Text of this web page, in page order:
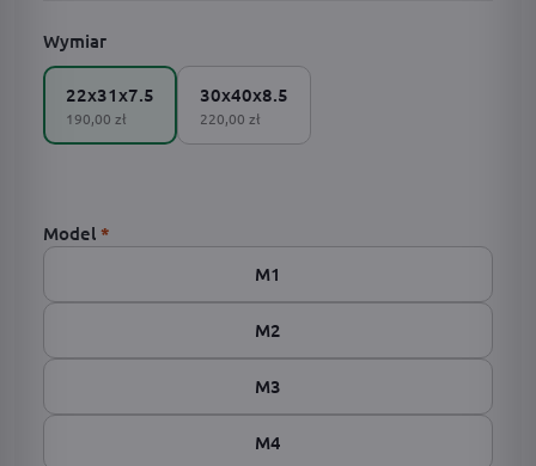
Wymiar
22x31x7.5
190,00 zł
30x40x8.5
220,00 zł
Model *
M1
M2
M3
M4